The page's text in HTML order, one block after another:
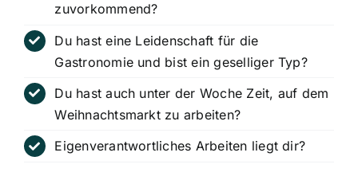
zuvorkommend?
Du hast eine Leidenschaft für die
Gastronomie und bist ein geselliger Typ?
Du hast auch unter der Woche Zeit, auf dem
Weihnachtsmarkt zu arbeiten?
Eigenverantwortliches Arbeiten liegt dir?